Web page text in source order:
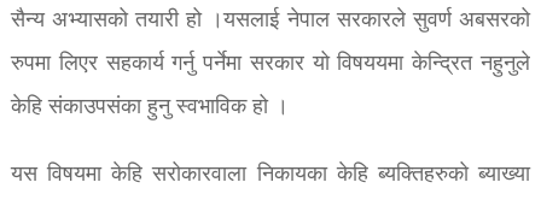
सैन्य अभ्यासको तयारी हो ।यसलाई नेपाल सरकारले सुवर्ण अबसरको
रुपमा लिएर सहकार्य गर्नु पर्नेमा सरकार यो विषययमा केन्द्रित नहुनुले
केहि संकाउपसंका हुनु स्वभाविक हो ।
यस विषयमा केहि सरोकारवाला निकायका केहि ब्यक्तिहरुको ब्याख्या